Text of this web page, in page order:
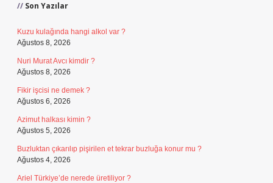
Son Yazılar
Kuzu kulağında hangi alkol var ?
Ağustos 8, 2026
Nuri Murat Avcı kimdir ?
Ağustos 8, 2026
Fikir işcisi ne demek ?
Ağustos 6, 2026
Azimut halkası kimin ?
Ağustos 5, 2026
Buzluktan çıkarılıp pişirilen et tekrar buzluğa konur mu ?
Ağustos 4, 2026
Ariel Türkiye’de nerede üretiliyor ?